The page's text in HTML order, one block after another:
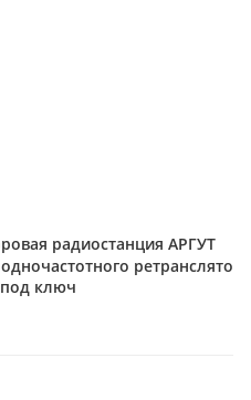
радиостанция АРГУТ
ретранслятора